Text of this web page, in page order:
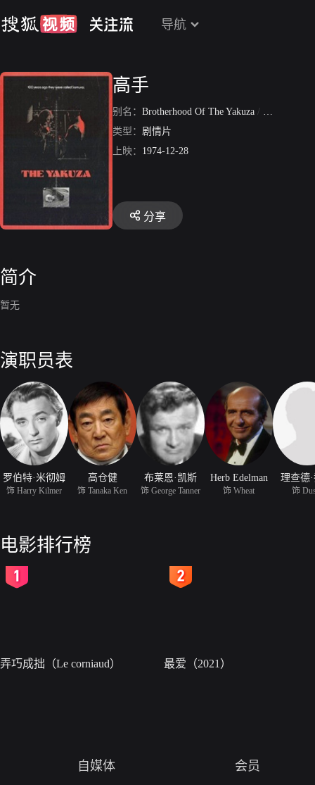
导航
高手
别名： Brotherhood Of The Yakuza / 龙吟虎啸江
类型： 剧情片
上映： 1974-12-28
分享
简介
暂无
演职员表
罗伯特·米彻姆
饰 Harry Kilmer
高仓健
饰 Tanaka Ken
布莱恩·凯斯
饰 George Tanner
Herb Edelman
饰 Wheat
理查德
饰
电影排行榜
弄巧成拙（Le corniaud） 最爱（2021）
自媒体 会员